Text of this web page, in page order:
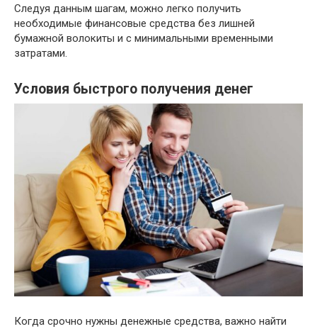
Следуя данным шагам, можно легко получить
необходимые финансовые средства без лишней
бумажной волокиты и с минимальными временными
затратами.
Условия быстрого получения денег
Когда срочно нужны денежные средства, важно найти